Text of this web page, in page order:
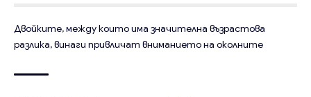
Двойките, между които има значителна възрастова
разлика, винаги привличат вниманието на околните